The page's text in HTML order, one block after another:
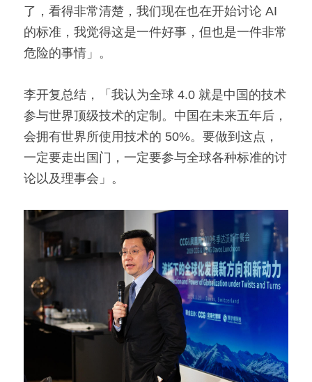
了，看得非常清楚，我们现在也在开始讨论 AI
的标准，我觉得这是一件好事，但也是一件非常
危险的事情」。
李开复总结，「我认为全球 4.0 就是中国的技术
参与世界顶级技术的定制。中国在未来五年后，
会拥有世界所使用技术的 50%。要做到这点，
一定要走出国门，一定要参与全球各种标准的讨
论以及理事会」。